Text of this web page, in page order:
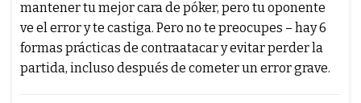
mantener tu mejor cara de póker, pero tu oponente
ve el error y te castiga. Pero no te preocupes – hay 6
formas prácticas de contraatacar y evitar perder la
partida, incluso después de cometer un error grave.